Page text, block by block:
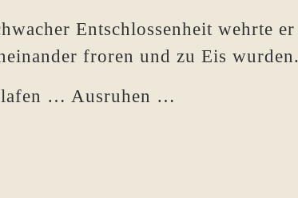
Entschlossenheit wehrte
froren und zu Eis
… Ausruhen …